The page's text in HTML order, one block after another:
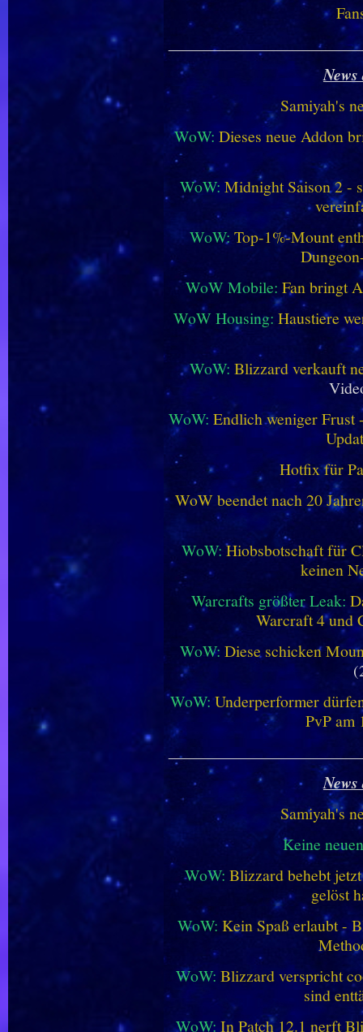
Samiyah's
WoW: Dieses neue Addon
WoW:Midnight Saison 2 -
WoW: Top-1%-Mount
WoW Mobile: Fan bringt
WoW Housing: Haustiere
WoW: Blizzard verkauft
WoW: Endlich weniger
Hotfix für
WoW beendet nach 20
WoW: Hiobsbotschaft für
keinen
Warcrafts größter Leak:
Warcraft 4 und
WoW: Diese schicken
WoW: Underperformer
PvP am
Samiyah's
Keine
WoW: Blizzard behebt
gelöst
WoW: Kein Spaß erlaubt -
WoW: Blizzard verspricht
sind
WoW: In Patch 12.1 nerft